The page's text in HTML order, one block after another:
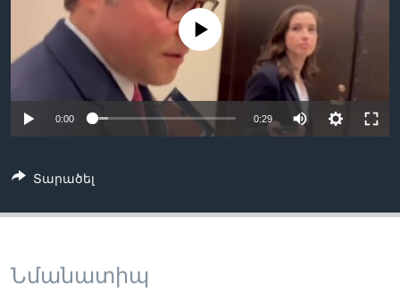
Լեզուներ
No media source currently available
0:00 0:29
Տարածել
Նմանատիպ